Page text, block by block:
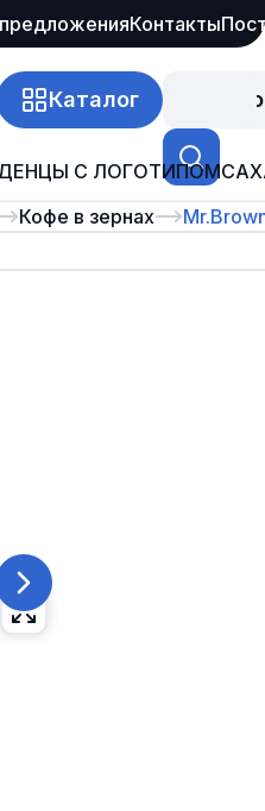
Контакты
Каталог
С ЛОГОТИПОМ
Кофе в зернах